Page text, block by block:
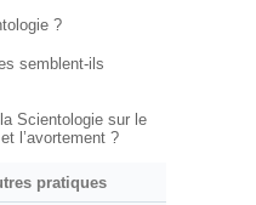
?
semblent-ils
Scientologie sur le
l’avortement ?
pratiques